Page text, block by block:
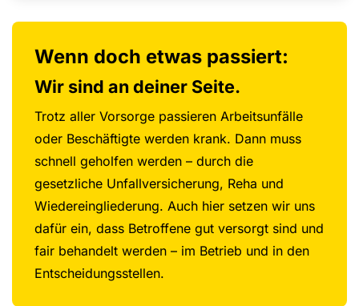
Wenn doch etwas passiert:
Wir sind an deiner Seite.
Trotz aller Vorsorge passieren Arbeitsunfälle
oder Beschäftigte werden krank. Dann muss
schnell geholfen werden – durch die
gesetzliche Unfallversicherung, Reha und
Wiedereingliederung. Auch hier setzen wir uns
dafür ein, dass Betroffene gut versorgt sind und
fair behandelt werden – im Betrieb und in den
Entscheidungsstellen.